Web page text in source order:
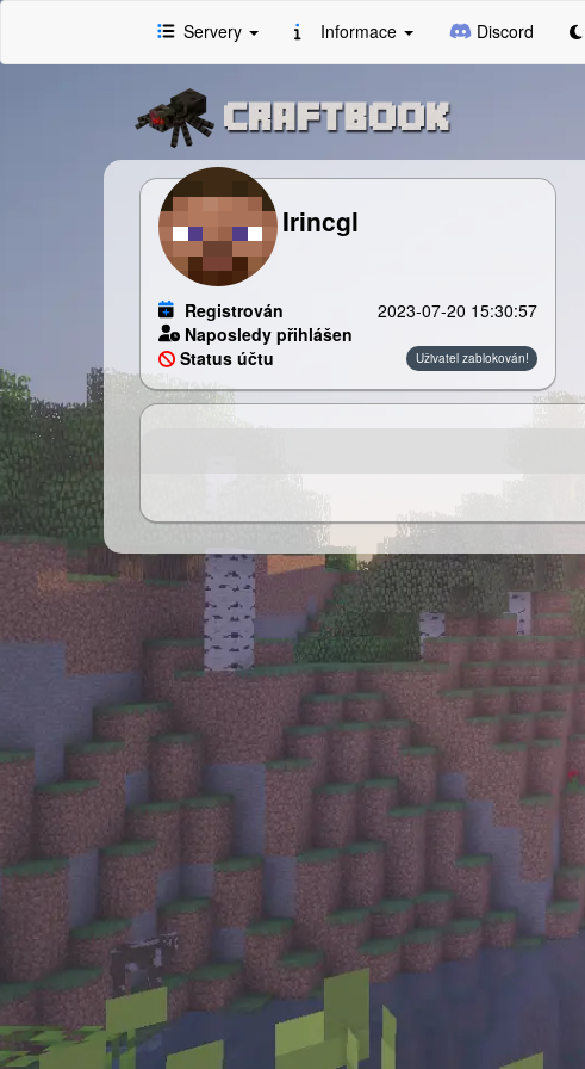
Servery Informace Discord
Irincgl
Registrován
2023-07-20 15:30:57
Naposledy přihlášen
Status účtu
Uživatel zablokován!